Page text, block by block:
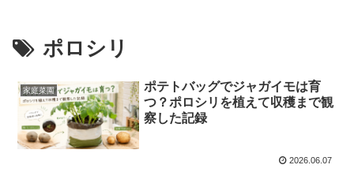
ポロシリ
家庭菜園
ポテトバッグでジャガイモは育
つ？ポロシリを植えて収穫まで観
察した記録
2026.06.07